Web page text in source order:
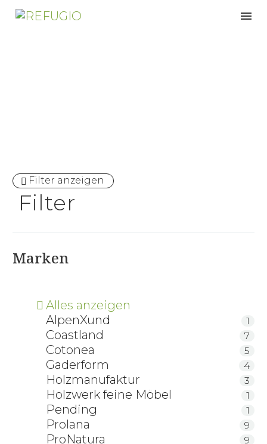
Filter anzeigen
Filter
Marken
Alles anzeigen
AlpenXund
1
Coastland 7
Cotonea 5
Gaderform 4
Holzmanufaktur 3
Holzwerk feine Möbel 1
Pending 1
Prolana 9
ProNatura 9